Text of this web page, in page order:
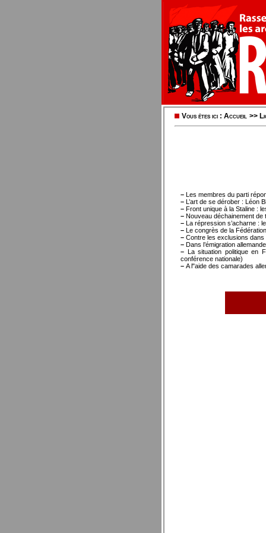
Vous êtes ici : Accueil >>
– Les membres du parti
– L’art de se dérober : Léon
– Front unique à la Staline :
– Nouveau déchainement de
– La répression s’acharne :
– Le congrès de la
– Contre les exclusions dans
– Dans l’émigration
– La situation politique en
conférence nationale)
– A l"aide des camarades